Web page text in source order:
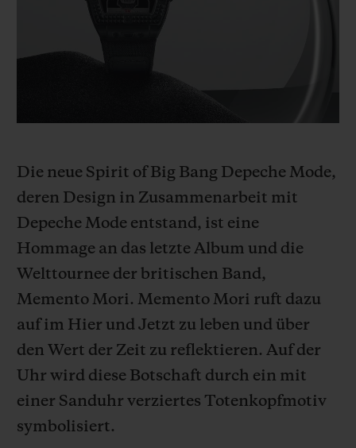
Die neue Spirit of Big Bang Depeche Mode,
deren Design in Zusammenarbeit mit
Depeche Mode entstand, ist eine
Hommage an das letzte Album und die
Welttournee der britischen Band,
Memento Mori. Memento Mori ruft dazu
auf im Hier und Jetzt zu leben und über
den Wert der Zeit zu reflektieren. Auf der
Uhr wird diese Botschaft durch ein mit
einer Sanduhr verziertes Totenkopfmotiv
symbolisiert.
BIG BANG
SUMMER MULTI-
COLORED CERAMIC
HUBLOTISTA UND GARANTIEVERLÄNGERUNG
VORAUSSICHTLICHE LIEFERZEIT
KOSTENLOSE LIEFERUNG & RÜCKSENDUNGEN
SICHERE BEZAHLUNG